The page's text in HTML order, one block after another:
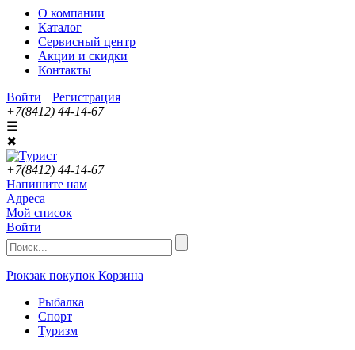
О компании
Каталог
Сервисный центр
Акции и скидки
Контакты
Войти
Регистрация
+7(8412) 44-14-67
☰
✖
+7(8412) 44-14-67
Напишите нам
Адреса
Мой список
Войти
Рюкзак покупок Корзина
Рыбалка
Спорт
Туризм